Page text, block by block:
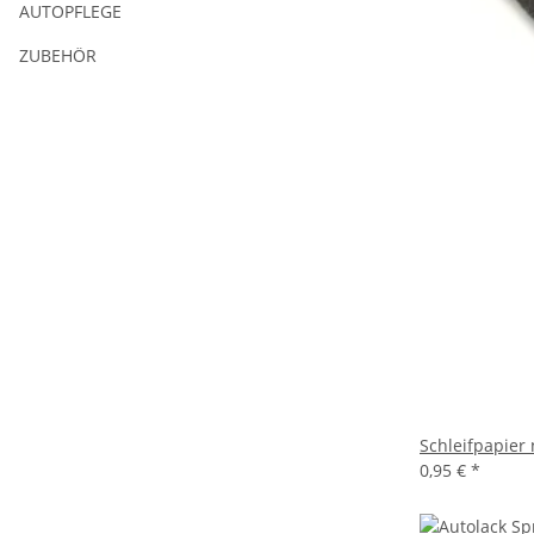
Schleifpapier
0,95 € *
AUTOPFLEGE
ZUBEHÖR